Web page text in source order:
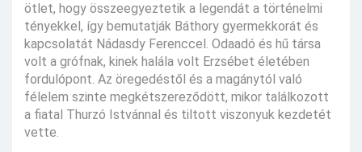
ötlet, hogy összeegyeztetik a legendát a történelmi
tényekkel, így bemutatják Báthory gyermekkorát és
kapcsolatát Nádasdy Ferenccel. Odaadó és hű társa
volt a grófnak, kinek halála volt Erzsébet életében
fordulópont. Az öregedéstől és a magánytól való
félelem szinte megkétszereződött, mikor találkozott
a fiatal Thurzó Istvánnal és tiltott viszonyuk kezdetét
vette.